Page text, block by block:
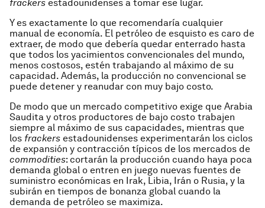
frackers estadounidenses a tomar ese lugar.
Y es exactamente lo que recomendaría cualquier
manual de economía. El petróleo de esquisto es caro de
extraer, de modo que debería quedar enterrado hasta
que todos los yacimientos convencionales del mundo,
menos costosos, estén trabajando al máximo de su
capacidad. Además, la producción no convencional se
puede detener y reanudar con muy bajo costo.
De modo que un mercado competitivo exige que Arabia
Saudita y otros productores de bajo costo trabajen
siempre al máximo de sus capacidades, mientras que
los frackers estadounidenses experimentarán los ciclos
de expansión y contracción típicos de los mercados de
commodities: cortarán la producción cuando haya poca
demanda global o entren en juego nuevas fuentes de
suministro económicas en Irak, Libia, Irán o Rusia, y la
subirán en tiempos de bonanza global cuando la
demanda de petróleo se maximiza.